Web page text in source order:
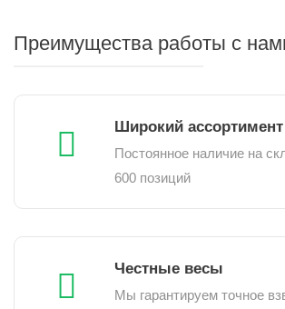
Преимущества работы с
Широкий ассортимент
Постоянное наличие на
600 позиций
Честные весы
Мы гарантируем точное